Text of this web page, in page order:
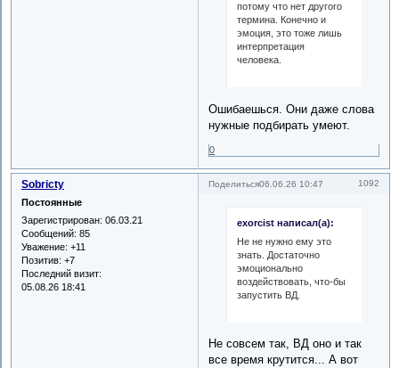
потому что нет другого
термина. Конечно и
эмоция, это тоже лишь
интерпретация
человека.
Ошибаешься. Они даже слова
нужные подбирать умеют.
0
Поделиться 1092
06.06.26 10:47
Sobricty
Постоянные
Зарегистрирован: 06.03.21
Сообщений: 85
Уважение: +11
Позитив: +7
Последний визит:
05.08.26 18:41
exorcist написал(а):
Не не нужно ему это
знать. Достаточно
эмоционально
воздействовать, что-бы
запустить ВД.
Не совсем так, ВД оно и так
все время крутится... А вот